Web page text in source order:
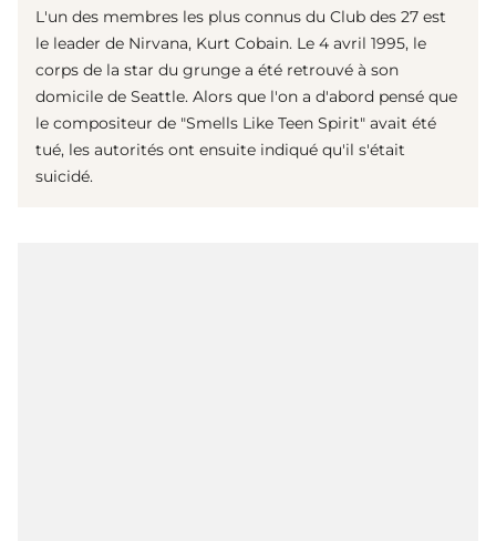
L'un des membres les plus connus du Club des 27 est
le leader de Nirvana, Kurt Cobain. Le 4 avril 1995, le
corps de la star du grunge a été retrouvé à son
domicile de Seattle. Alors que l'on a d'abord pensé que
le compositeur de "Smells Like Teen Spirit" avait été
tué, les autorités ont ensuite indiqué qu'il s'était
suicidé.